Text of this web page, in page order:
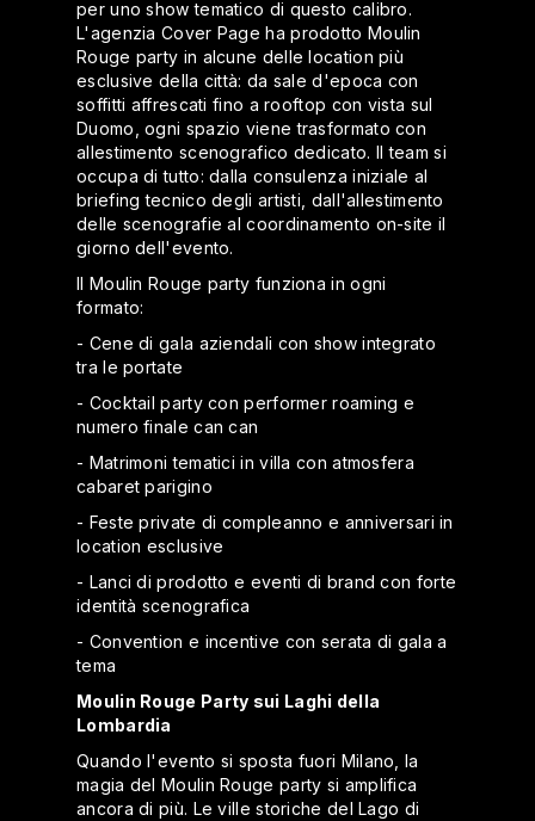
per uno show tematico di questo calibro.
L'agenzia Cover Page ha prodotto Moulin
Rouge party in alcune delle location più
esclusive della città: da sale d'epoca con
soffitti affrescati fino a rooftop con vista sul
Duomo, ogni spazio viene trasformato con
allestimento scenografico dedicato. Il team si
occupa di tutto: dalla consulenza iniziale al
briefing tecnico degli artisti, dall'allestimento
delle scenografie al coordinamento on-site il
giorno dell'evento.
Il Moulin Rouge party funziona in ogni
formato:
- Cene di gala aziendali con show integrato
tra le portate
- Cocktail party con performer roaming e
numero finale can can
- Matrimoni tematici in villa con atmosfera
cabaret parigino
- Feste private di compleanno e anniversari in
location esclusive
- Lanci di prodotto e eventi di brand con forte
identità scenografica
- Convention e incentive con serata di gala a
tema
Moulin Rouge Party sui Laghi della
Lombardia
Quando l'evento si sposta fuori Milano, la
magia del Moulin Rouge party si amplifica
ancora di più. Le ville storiche del Lago di